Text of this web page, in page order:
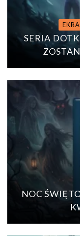
SERIA
NOC